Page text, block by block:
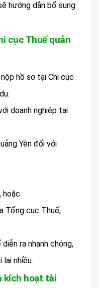
hướng dẫn bổ sung
cục Thuế quản
hồ sơ tại Chi cục
doanh nghiệp tại
Yên đối với
hoặc
Tổng cục Thuế,
ra nhanh chóng,
lại nhiều.
kích hoạt tài